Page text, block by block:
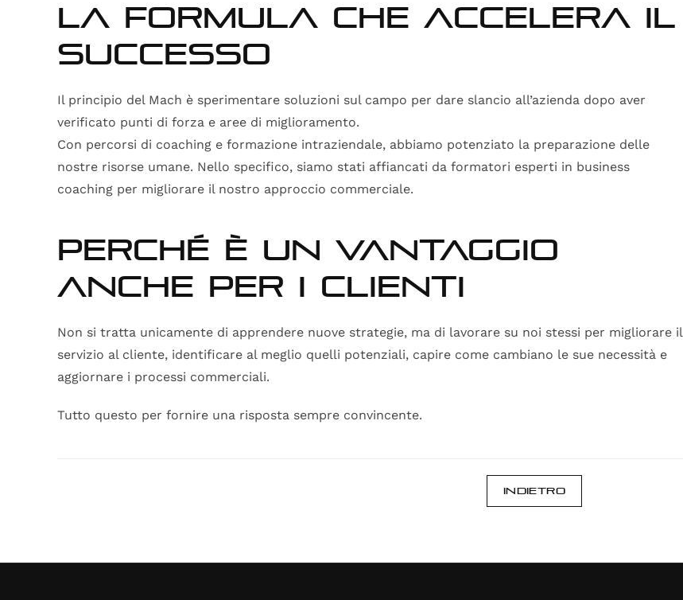
La formula che accelera il
successo
Il principio del Mach è sperimentare soluzioni sul campo per dare slancio all’azienda dopo aver
verificato punti di forza e aree di miglioramento.
Con percorsi di coaching e formazione intraziendale, abbiamo potenziato la preparazione delle
nostre risorse umane. Nello specifico, siamo stati affiancati da formatori esperti in business
coaching per migliorare il nostro approccio commerciale.
Perché è un vantaggio
anche per i clienti
Non si tratta unicamente di apprendere nuove strategie, ma di lavorare su noi stessi per migliorare il
servizio al cliente, identificare al meglio quelli potenziali, capire come cambiano le sue necessità e
aggiornare i processi commerciali.
Tutto questo per fornire una risposta sempre convincente.
Indietro